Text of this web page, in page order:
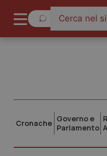
Cronache Governo e
Parlamento